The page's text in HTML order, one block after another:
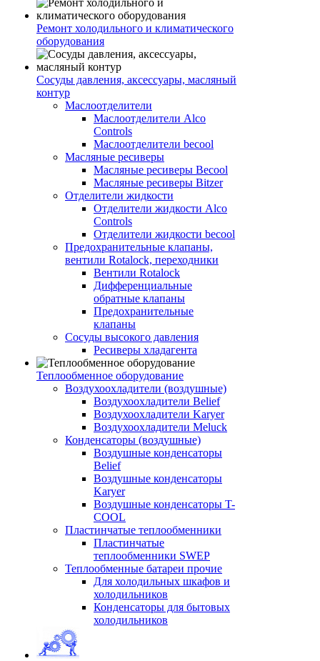
Ремонт холодильного и климатического
оборудования
Сосуды давления, аксессуары, масляный
контур
Маслоотделители
Маслоотделители Alco
Controls
Маслоотделители becool
Масляные ресиверы
Масляные ресиверы Becool
Масляные ресиверы Bitzer
Отделители жидкости
Отделители жидкости Alco
Controls
Отделители жидкости becool
Предохранительные клапаны,
вентили Rotalock, переходники
Вентили Rotalock
Дифференциальные
обратные клапаны
Предохранительные
клапаны
Сосуды высокого давления
Ресиверы хладагента
Теплообменное оборудование
Воздухоохладители (воздушные)
Воздухоохладители Belief
Воздухоохладители Karyer
Воздухоохладители Meluck
Конденсаторы (воздушные)
Воздушные конденсаторы
Belief
Воздушные конденсаторы
Karyer
Воздушные конденсаторы T-
COOL
Пластинчатые теплообменники
Пластинчатые
теплообменники SWEP
Теплообменные батареи прочие
Для холодильных шкафов и
холодильников
Конденсаторы для бытовых
холодильников